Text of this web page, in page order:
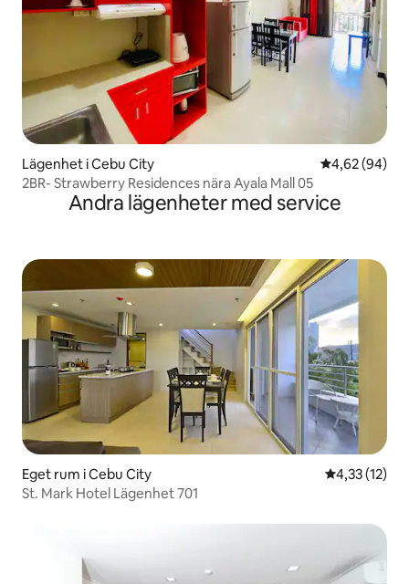
Lägenhet i Cebu City 4,62 av 5 i
4,62 (94)
2BR- Strawberry Residences nära Ayala Mall 05
Andra lägenheter med service
Eget rum i Cebu City 4,33 av 5 i
4,33 (12)
St. Mark Hotel Lägenhet 701